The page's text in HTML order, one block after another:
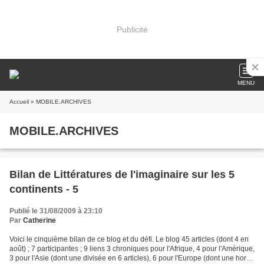
Publicité
MENU
Accueil » MOBILE.ARCHIVES
MOBILE.ARCHIVES
Bilan de Littératures de l'imaginaire sur les 5
continents - 5
Publié le 31/08/2009 à 23:10
Par Catherine
Voici le cinquième bilan de ce blog et du défi. Le blog 45 articles (dont 4 en
août) ; 7 participantes ; 9 liens 3 chroniques pour l'Afrique, 4 pour l'Amérique,
3 pour l'Asie (dont une divisée en 6 articles), 6 pour l'Europe (dont une hors-